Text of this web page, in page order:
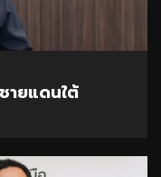
ายแดนใต้